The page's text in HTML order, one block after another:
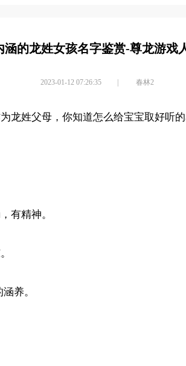
涵的龙姓女孩名字鉴赏-尊龙游戏
2023-01-12 07:26:35 | 春林2
龙姓父母，你知道怎么给宝宝取好听
有精神。
养。